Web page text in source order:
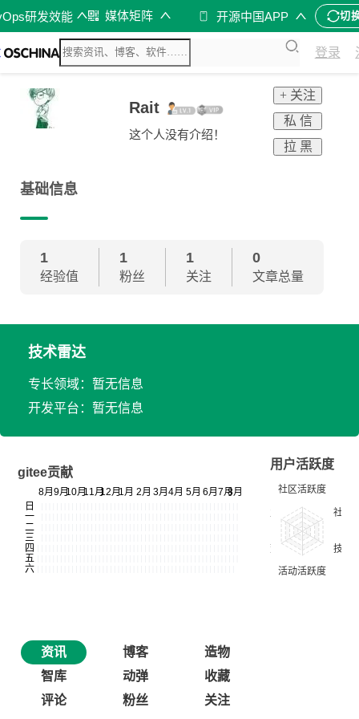
研发效能 媒体矩阵 开源中国APP 切
登录
Rait
这个人没有介绍！
+ 关注
私 信
拉 黑
基础信息
1
经验值
1
粉丝
1
关注
0
文章总量
技术雷达
专长领域：暂无信息
开发平台：暂无信息
gitee贡献
用户活跃度
资讯 博客
造物
智库
动弹
收藏
评论
粉丝 关注